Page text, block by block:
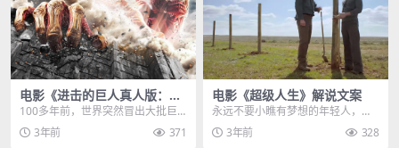
电影《进击的巨人真人版：前
篇》解说文案
100多年前，世界突然冒出大批巨
人，将近一半数的人类被残忍捕
食，人类原有的文明被...
3年前 371
电影《超级人生》解说文案
永远不要小瞧有梦想的年轻人，没
人知道他们有多大潜力，未来将创
造一个惊人的商业帝国...
3年前 328